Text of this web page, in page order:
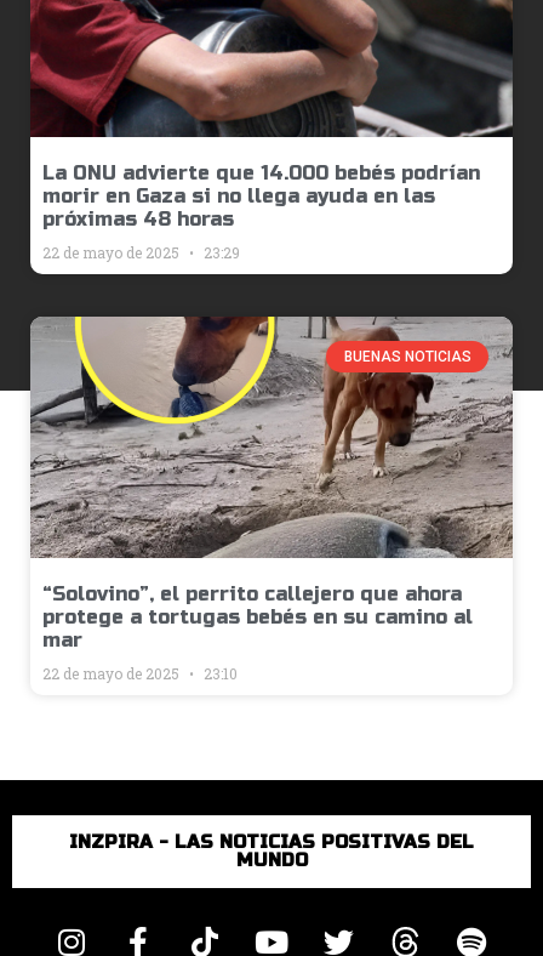
La ONU advierte que 14.000 bebés podrían
morir en Gaza si no llega ayuda en las
próximas 48 horas
22 de mayo de 2025 23:29
BUENAS NOTICIAS
“Solovino”, el perrito callejero que ahora
protege a tortugas bebés en su camino al
mar
22 de mayo de 2025 23:10
INZPIRA - LAS NOTICIAS POSITIVAS DEL
MUNDO